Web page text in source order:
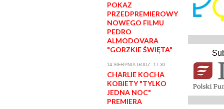
POKAZ
PRZEDPREMIEROWY
NOWEGO FILMU
PEDRO
ALMODOVARA
"GORZKIE ŚWIĘTA"
14 SIERPNIA GODZ. 17:30
CHARLIE KOCHA
KOBIETY "TYLKO
JEDNA NOC"
PREMIERA